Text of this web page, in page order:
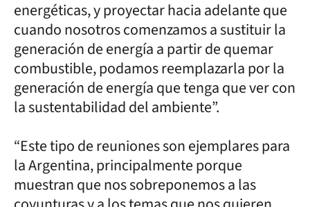
energéticas, y proyectar hacia adelante que
cuando nosotros comenzamos a sustituir la
generación de energía a partir de quemar
combustible, podamos reemplazarla por la
generación de energía que tenga que ver con
la sustentabilidad del ambiente”.
“Este tipo de reuniones son ejemplares para
la Argentina, principalmente porque
muestran que nos sobreponemos a las